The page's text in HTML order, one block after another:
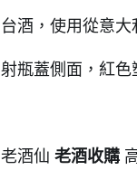
台酒，使用從意
射瓶蓋側面，紅色
老酒仙 老酒收購